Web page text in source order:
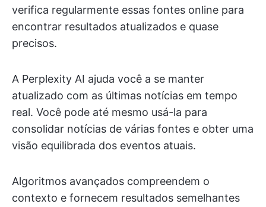
verifica regularmente essas fontes online para
encontrar resultados atualizados e quase
precisos.
A Perplexity AI ajuda você a se manter
atualizado com as últimas notícias em tempo
real. Você pode até mesmo usá-la para
consolidar notícias de várias fontes e obter uma
visão equilibrada dos eventos atuais.
Algoritmos avançados compreendem o
contexto e fornecem resultados semelhantes